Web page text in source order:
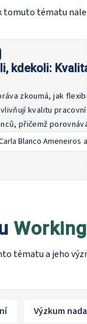
tomuto tématu
kdekoli:
Blanco Ameneiros
zkoumá, jak
kvalitu
přičemž
lety. Analyzuje
a členskými státy a
tématu a jeho
Výzkum